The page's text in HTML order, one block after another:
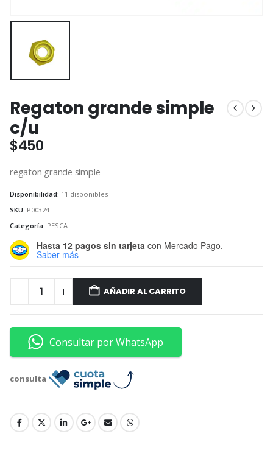
Regaton grande simple
c/u
$450
regaton grande simple
Disponibilidad: 11 disponibles
SKU: P00324
Categoría: PESCA
Hasta 12 pagos sin tarjeta con Mercado Pago.
Saber más
AÑADIR AL CARRITO
Consultar por WhatsApp
consulta